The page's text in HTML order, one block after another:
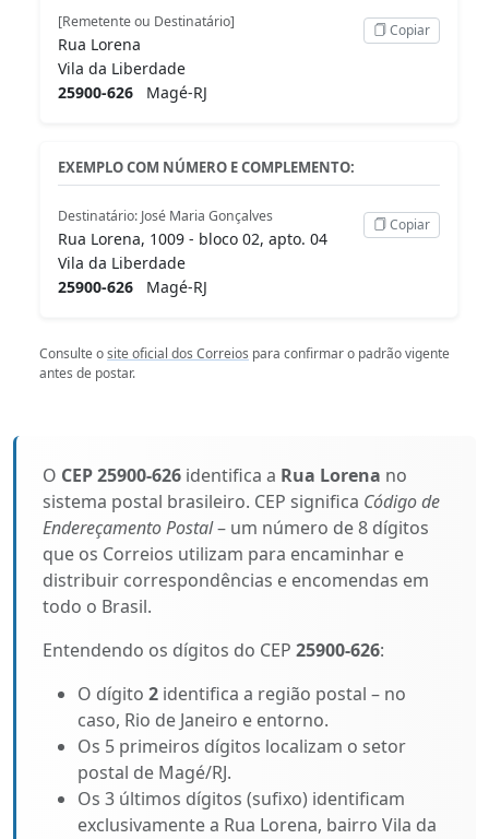
[Remetente ou Destinatário]
Rua Lorena
Vila da Liberdade
25900-626 Magé-RJ
Copiar
EXEMPLO COM NÚMERO E COMPLEMENTO:
Destinatário: José Maria Gonçalves
Rua Lorena, 1009 - bloco 02, apto. 04
Vila da Liberdade
25900-626 Magé-RJ
Copiar
Consulte osite oficial dos Correios para confirmar o padrão vigente
antes de postar.
O CEP 25900-626 identifica a Rua Lorena no
sistema postal brasileiro. CEP significa Código de
Endereçamento Postal– um número de 8 dígitos
que os Correios utilizam para encaminhar e
distribuir correspondências e encomendas em
todo o Brasil.
Entendendo os dígitos do CEP 25900-626:
O dígito 2 identifica a região postal – no
caso, Rio de Janeiro e entorno.
Os 5 primeiros dígitos localizam o setor
postal de Magé/RJ.
Os 3 últimos dígitos (sufixo) identificam
exclusivamente a Rua Lorena, bairro Vila da